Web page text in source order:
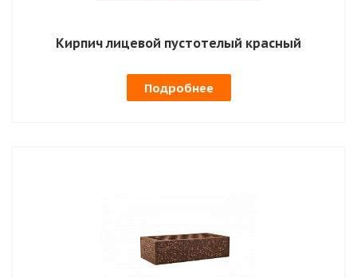
Кирпич лицевой пустотелый красный
Подробнее